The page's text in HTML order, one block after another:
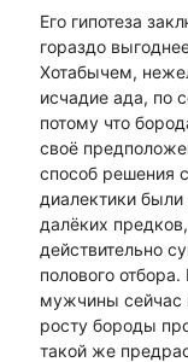
Его гипотеза
гораздо
Хотабычем,
исчадие ада, по
потому что
своё
способ решения
диалектики
далёких
действительно
полового
мужчины сейчас
росту бороды
такой же